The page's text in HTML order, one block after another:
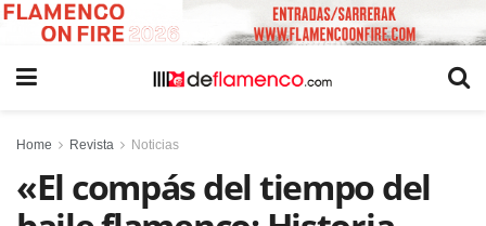
Home Revista Noticias
«El compás del tiempo del